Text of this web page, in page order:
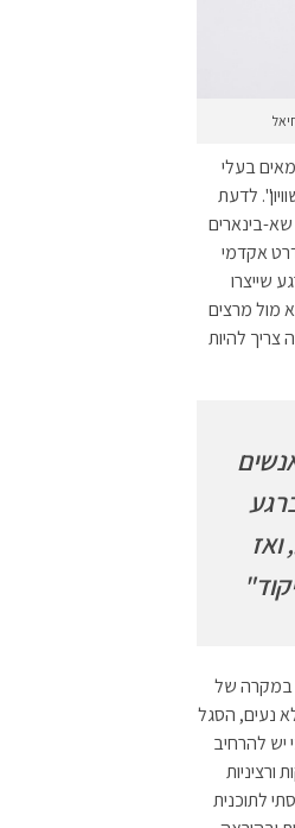
בעלי
לדעת
בינארים
אקדמי
שייצרו
מול מרצים
להיות
במקרה של
נעים, הסגל
יש להרחיב
לתוכנית